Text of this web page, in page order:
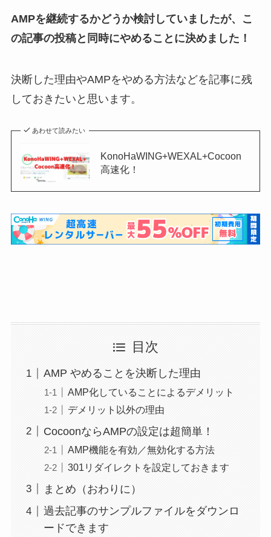
AMPを継続するかどうか検討していましたが、
こ
の記事の投稿と同時にやめることに決めました！
決断した理由やAMPをやめる方法などを記事に残
しておきたいと思います。
あわせて読みたい
KonoHaWING+WEXAL+Cocoon
高速化！
目次
AMP やめることを決断した理由
AMP化していることによるデメリット
デメリット以外の理由
CocoonならAMPの設定は超簡単！
AMP機能を有効／無効化する方法
301リダイレクトを設定しておきます
まとめ（おわりに）
過去記事のサンプルファイルをダウンロ
ードできます